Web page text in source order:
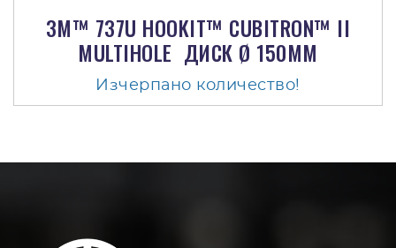
3M™ 737U HOOKIT™ CUBITRON™ II
MULTIHOLE ДИСК Ø 150MM
Изчерпано количество!